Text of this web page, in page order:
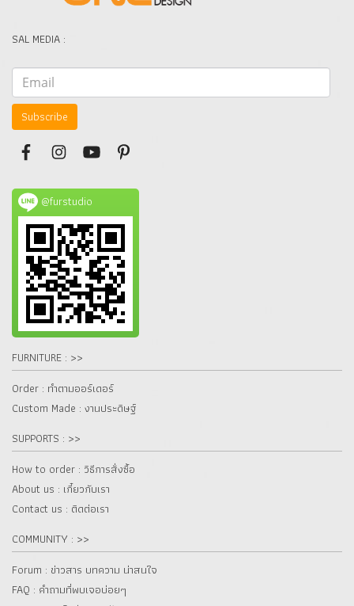
SAL MEDIA :
Subscribe
@furstudio
FURNITURE : >>
Order : ทำตามออร์เดอร์
Custom Made : งานประดิษฐ์
SUPPORTS : >>
How to order : วิธีการสั่งซื้อ
About us : เกี๋ยวกับเรา
Contact us : ติดต่อเรา
COMMUNITY : >>
Forum : ข่าวสาร บทความ น่าสนใจ
FAQ : คำถามที่พบเจอบ่อยๆ